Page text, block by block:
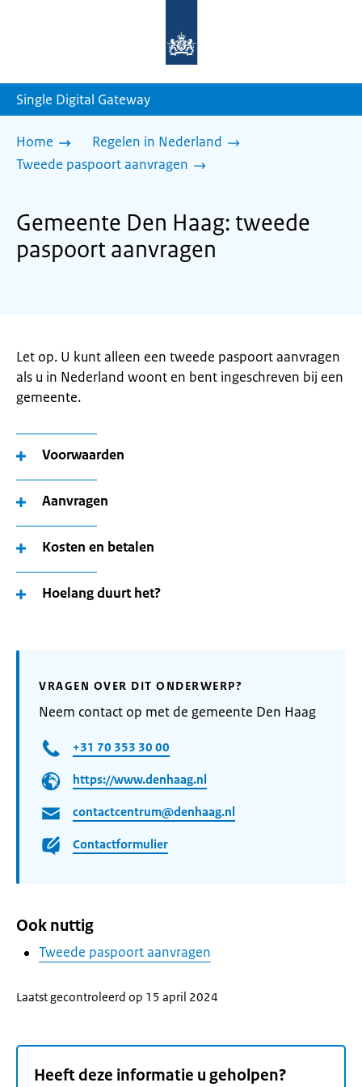
homepage
Single Digital Gateway
Home
Regelen in Nederland
Tweede paspoort aanvragen
Gemeente Den Haag: tweede
paspoort aanvragen
Let op. U kunt alleen een tweede paspoort aanvragen
als u in Nederland woont en bent ingeschreven bij een
gemeente.
Voorwaarden
Aanvragen
Kosten en betalen
Hoelang duurt het?
VRAGEN OVER DIT ONDERWERP?
Neem contact op met de gemeente Den Haag
+31 70 353 30 00
https://www.denhaag.nl
contactcentrum@denhaag.nl
Contactformulier
Ook nuttig
Tweede paspoort aanvragen
Laatst gecontroleerd op 15 april 2024
Heeft deze informatie u geholpen?